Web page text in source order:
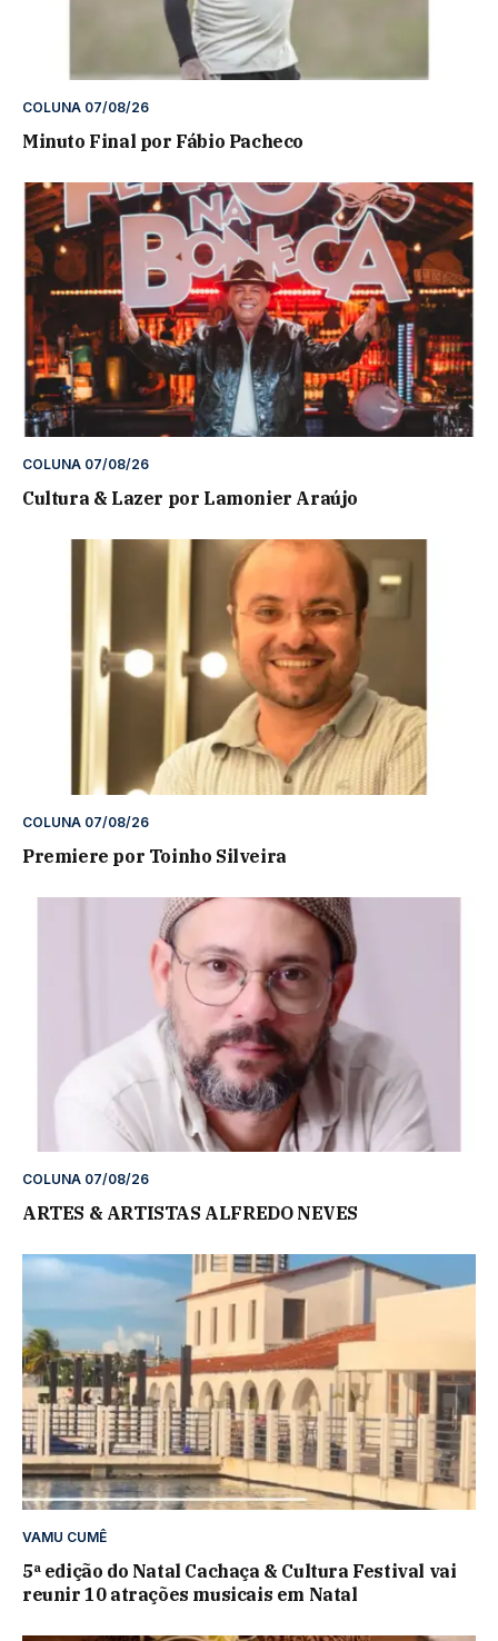
COLUNA 07/08/26
Minuto Final por Fábio Pacheco
COLUNA 07/08/26
Cultura & Lazer por Lamonier Araújo
COLUNA 07/08/26
Premiere por Toinho Silveira
COLUNA 07/08/26
ARTES & ARTISTAS ALFREDO NEVES
VAMU CUMÊ
5ª edição do Natal Cachaça & Cultura Festival vai
reunir 10 atrações musicais em Natal